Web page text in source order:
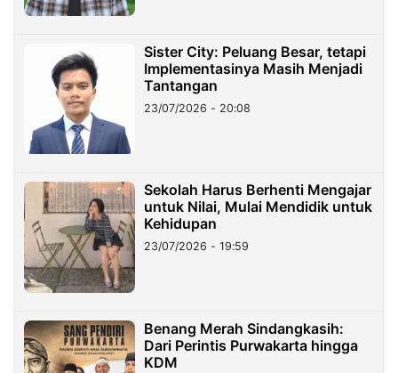
Sister City: Peluang Besar, tetapi
Implementasinya Masih Menjadi
Tantangan
23/07/2026 - 20:08
Sekolah Harus Berhenti Mengajar
untuk Nilai, Mulai Mendidik untuk
Kehidupan
23/07/2026 - 19:59
Benang Merah Sindangkasih:
Dari Perintis Purwakarta hingga
KDM